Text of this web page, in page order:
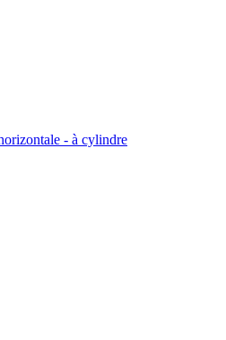
- à cylindre